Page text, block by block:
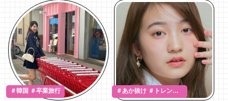
＃韓国 ＃卒業旅行
＃あか抜け ＃トレンド